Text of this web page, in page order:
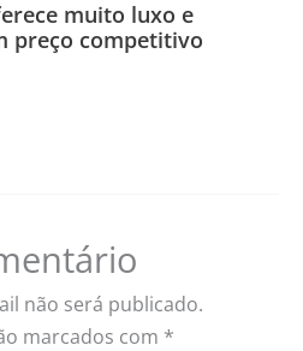
muito luxo e
preço competitivo
não será publicado.
marcados com *